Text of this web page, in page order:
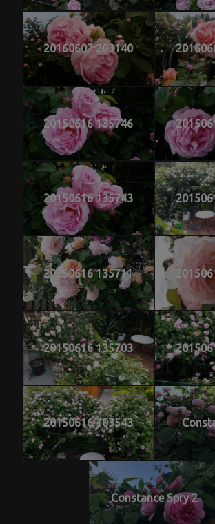
20160607 203140
20150616 135746
20150616 135743
20150616 135711
20150616 135703
20150616 103543
Constance Spry 2